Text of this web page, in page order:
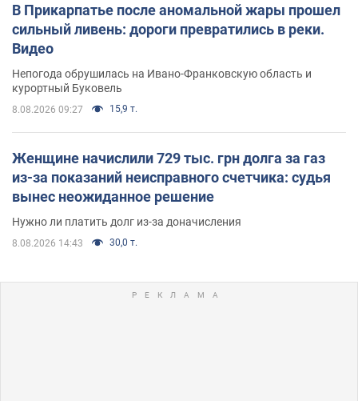
В Прикарпатье после аномальной жары прошел
сильный ливень: дороги превратились в реки.
Видео
Непогода обрушилась на Ивано-Франковскую область и
курортный Буковель
8.08.2026 09:27 15,9 т.
Женщине начислили 729 тыс. грн долга за газ
из-за показаний неисправного счетчика: судья
вынес неожиданное решение
Нужно ли платить долг из-за доначисления
8.08.2026 14:43 30,0 т.